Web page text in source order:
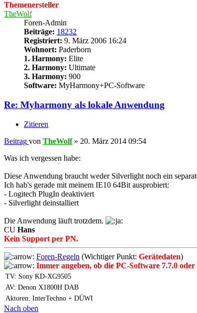
Themenersteller
TheWolf
Foren-Admin
Beiträge: 18232
Registriert: 9. März 2006 16:24
Wohnort: Paderborn
1. Harmony: Elite
2. Harmony: Ultimate
3. Harmony: 900
Software: MyHarmony+PC-Software
Re: Myharmony als lokale Anwendung
Zitieren
Beitrag von TheWolf» 20. März 2014 09:54
Was ich vergessen habe:
Diese Anwendung braucht weder Silverlight noch ein
Ich hab's gerade mit meinem IE10 64Bit ausprobiert:
- Logitech PlugIn deaktiviert
- Silverlight deinstalliert
Die Anwendung läuft trotzdem.
CU Hans
Kein Support per PN.
Foren-Regeln (Wichtiger Punkt: Gerätedaten)
Immer angeben, ob die PC-Software 7.7.0
TV: Sony KD-XG9505
AV: Denon X1800H DAB
Aktoren: InterTechno + DÜWI
Nach oben